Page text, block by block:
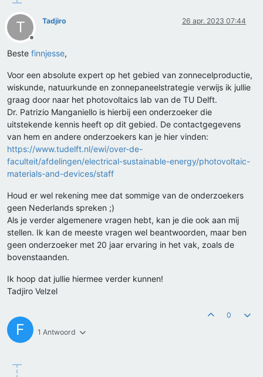
T
Offline
Tadjiro 26 apr. 2023 07:44
Beste finnjesse,
Voor een absolute expert op het gebied van zonnecelproductie,
wiskunde, natuurkunde en zonnepaneelstrategie verwijs ik jullie
graag door naar het photovoltaics lab van de TU Delft.
Dr. Patrizio Manganiello is hierbij een onderzoeker die
uitstekende kennis heeft op dit gebied. De contactgegevens
van hem en andere onderzoekers kan je hier vinden:
https://www.tudelft.nl/ewi/over-de-
faculteit/afdelingen/electrical-sustainable-energy/photovoltaic-
materials-and-devices/staff
Houd er wel rekening mee dat sommige van de onderzoekers
geen Nederlands spreken ;)
Als je verder algemenere vragen hebt, kan je die ook aan mij
stellen. Ik kan de meeste vragen wel beantwoorden, maar ben
geen onderzoeker met 20 jaar ervaring in het vak, zoals de
bovenstaanden.
Ik hoop dat jullie hiermee verder kunnen!
Tadjiro Velzel
F 1 Antwoord
0